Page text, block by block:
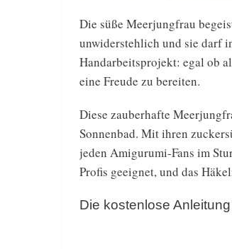
Die süße Meerjungfrau
unwiderstehlich und sie darf
Handarbeitsprojekt: egal ob
eine Freude zu bereiten.
Diese zauberhafte
Sonnenbad. Mit ihren
jeden Amigurumi-Fans im
Profis geeignet, und das
Die kostenlose